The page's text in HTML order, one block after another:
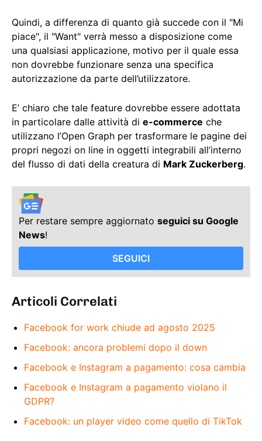
Quindi, a differenza di quanto già succede con il "Mi
piace", il "Want" verrà messo a disposizione come
una qualsiasi applicazione, motivo per il quale essa
non dovrebbe funzionare senza una specifica
autorizzazione da parte dell’utilizzatore.
E’ chiaro che tale feature dovrebbe essere adottata
in particolare dalle attività di e-commerce che
utilizzano l’Open Graph per trasformare le pagine dei
propri negozi on line in oggetti integrabili all’interno
del flusso di dati della creatura di Mark Zuckerberg.
Per restare sempre aggiornato seguici su Google
News!
SEGUICI
Articoli Correlati
Facebook for work chiude ad agosto 2025
Facebook: ancora problemi dopo il down
Facebook e Instagram a pagamento: cosa cambia
Facebook e Instagram a pagamento violano il
GDPR?
Facebook: un player video come quello di TikTok